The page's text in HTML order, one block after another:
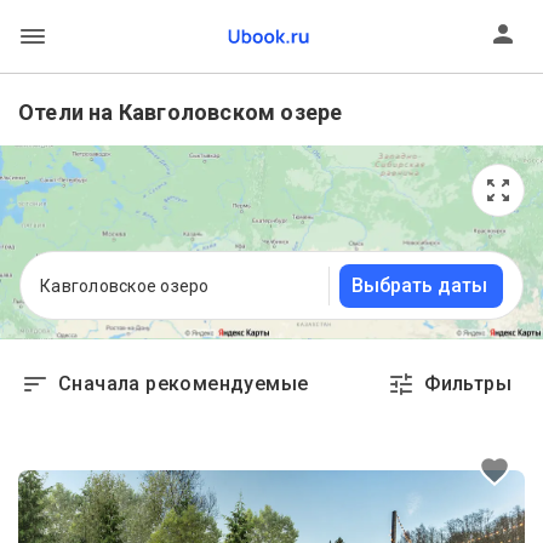
Отели на Кавголовском озере
Кавголовское озеро Выбрать даты
Сначала рекомендуемые Фильтры